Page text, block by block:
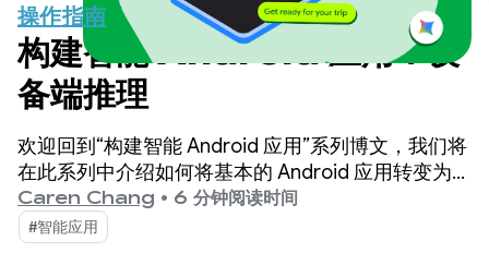
操作指南
构建智能 Android 应用：设
备端推理
欢迎回到“构建智能 Android 应用”系列博文，我们将
在此系列中介绍如何将基本的 Android 应用转变为个
性化、智能化的智能体体验。在上一篇博文中，我们
介绍了 Jetpacker，这是我们将在整个系列中使用的
演示版应用。
Caren Chang • 6 分钟阅读时间
#智能应用